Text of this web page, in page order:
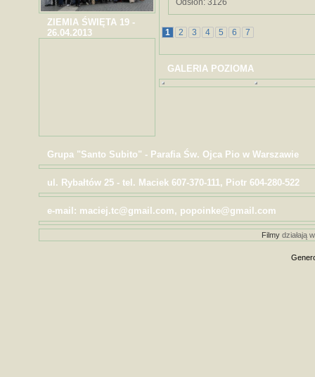
ZIEMIA ŚWIĘTA 19 -
26.04.2013
Odsłon: 3126
1 2 3 4 5 6 7
GALERIA POZIOMA
Grupa "Santo Subito" - Parafia Św. Ojca Pio w Warszawie
ul. Rybałtów 25 - tel. Maciek 607-370-111, Piotr 604-280-522
e-mail: maciej.tc@gmail.com, popoinke@gmail.com
Filmy działają